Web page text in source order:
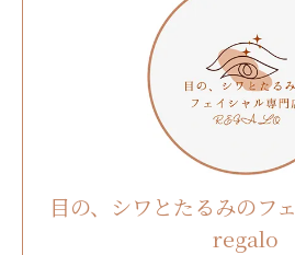
目の、シワとたるみのフ
regalo